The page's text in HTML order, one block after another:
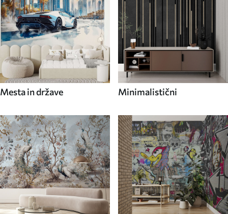
Mesta in države Minimalistični